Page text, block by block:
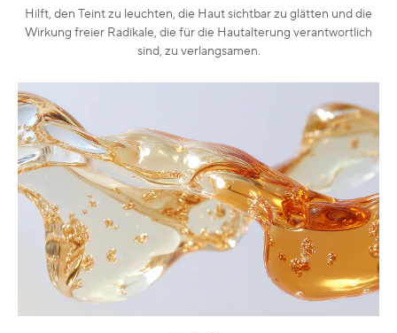
Hilft, den Teint zu leuchten, die Haut sichtbar zu glätten und die
Wirkung freier Radikale, die für die Hautalterung verantwortlich
sind, zu verlangsamen.